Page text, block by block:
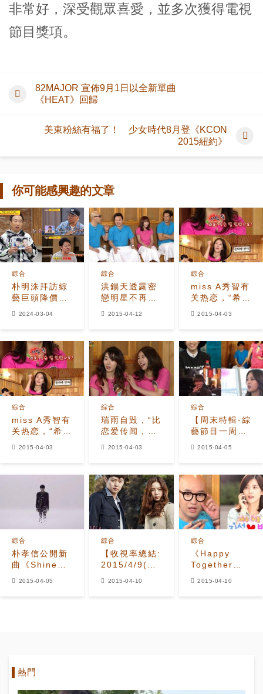
非常好，深受觀眾喜愛，並多次獲得電視
節目獎項。
82MAJOR 宣佈9月1日以全新單曲
《HEAT》回歸
美東粉絲有福了！ 少女時代8月登《KCON
2015紐約》
你可能感興趣的文章
朴明洙拜訪綜
藝巨頭降價尋
綜合
2024-03-04
洪錫天透露密
戀明星不再來
綜合
2015-04-12
miss A秀智有
关热恋，“希望
綜合
2015-04-03
miss A秀智有
关热恋，“希望
綜合
2015-04-03
瑞雨自毁，“比
恋爱传闻，分
綜合
2015-04-03
【周末特輯-綜
藝節目一周回
《RS》復仇
綜合
2015-04-05
朴孝信公開新
曲《Shine
綜合
2015-04-05
【收視率總結:
2015/4/9(四)】
綜合
2015-04-10
《Happy
Together》
綜合
2015-04-10
熱門